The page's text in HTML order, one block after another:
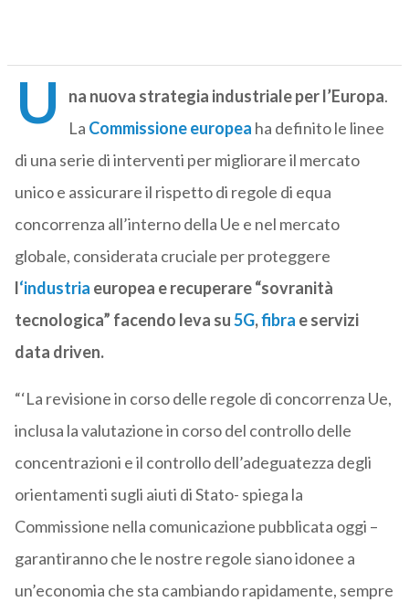
U na nuova strategia industriale per l’Europa.
La Commissione europea ha definito le linee
di una serie di interventi per migliorare il mercato
unico e assicurare il rispetto di regole di equa
concorrenza all’interno della Ue e nel mercato
globale, considerata cruciale per proteggere
l‘industria europea e recuperare “sovranità
tecnologica” facendo leva su5G,fibra e servizi
data driven.
“‘La revisione in corso delle regole di concorrenza Ue,
inclusa la valutazione in corso del controllo delle
concentrazioni e il controllo dell’adeguatezza degli
orientamenti sugli aiuti di Stato- spiega la
Commissione nella comunicazione pubblicata oggi –
garantiranno che le nostre regole siano idonee a
un’economia che sta cambiando rapidamente, sempre